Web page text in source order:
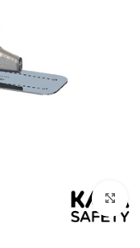
بزرگنمایی تصویر